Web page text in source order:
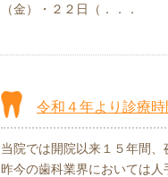
（金）・２２日（．．．
令和４年より診療
当院では開院以来１５年間、
昨今の歯科業界においては